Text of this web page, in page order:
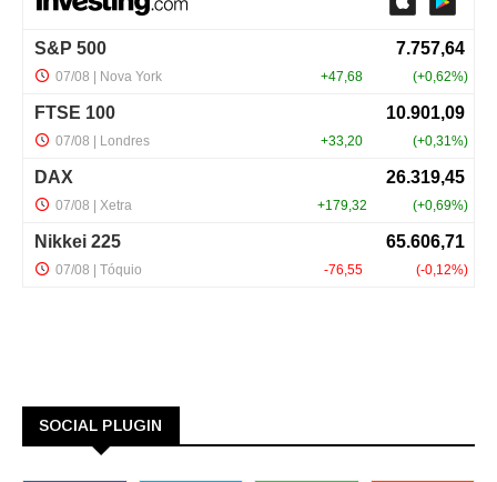
SOCIAL PLUGIN